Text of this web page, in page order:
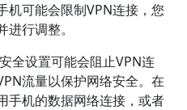
机可能会限制VPN连接，您
行调整。
全设置可能会阻止VPN连
流量以保护网络安全。在
手机的数据网络连接，或者